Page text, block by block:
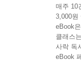
“현실
대로
개인
스크
매주 10
3,000원
eBook
클래스
사락 독
eBook